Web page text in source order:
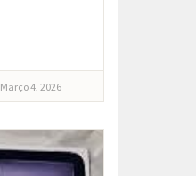
Março 4, 2026